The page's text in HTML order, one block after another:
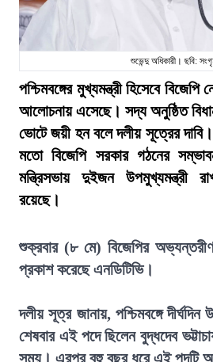
শুভেন্দু অধিকারী। ছবি:
পশ্চিমবঙ্গের মুখ্যমন্ত্রী হিসেবে বিজেপি
আলোচনায় এসেছে। সদ্য অনুষ্ঠিত
ভোটে জয়ী হন বলে দলীয় সূত্রের
মতো বিজেপি সরকার গঠনের
মন্ত্রিসভায় দুইজন উপমুখ্যমন্ত্রী
রয়েছে।
শুক্রবার (৮ মে) বিজেপির
প্রকাশ করেছে এনডিটিভি।
দলীয় সূত্র জানায়, পশ্চিমবঙ্গে
শেষবার এই পদে ছিলেন বুদ্ধদেব
সময়। এরপর বহু বছর ধরে এই পদটি